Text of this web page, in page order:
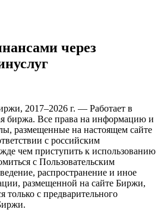
через
2017–2026 г. — Работает в
биржа. Все права на информацию и
размещенные на настоящем сайте
с российским
чем приступить к использованию
с Пользовательским
распространение и иное
размещенной на сайте Биржи,
только с предварительного